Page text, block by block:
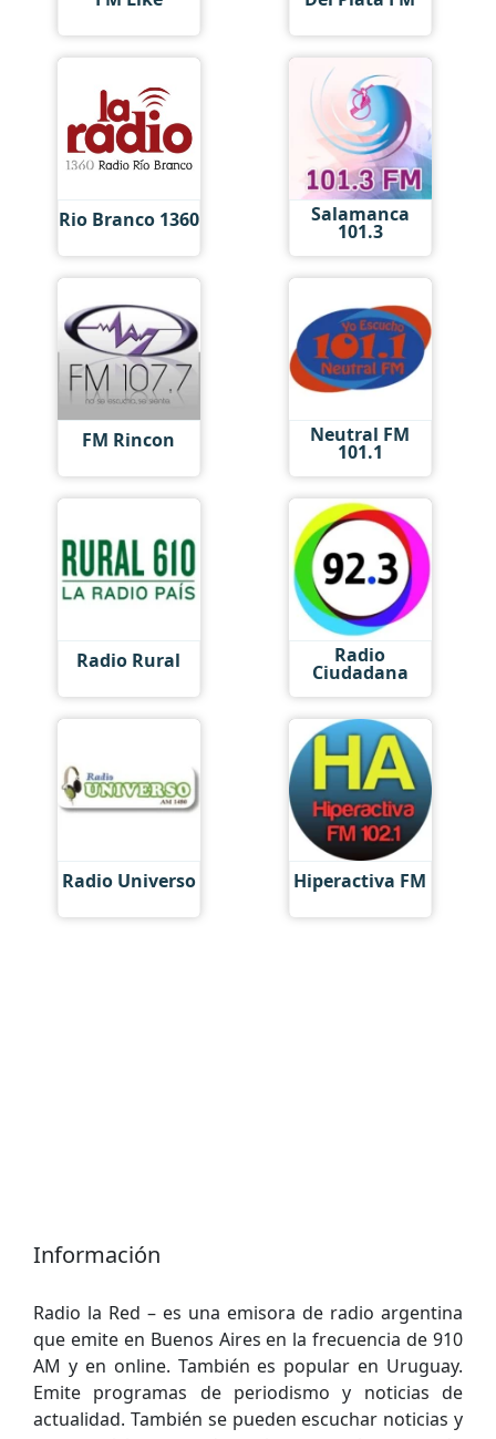
Rio Branco 1360 Salamanca
101.3
FM Rincon Neutral FM
101.1
Radio Rural Radio
Ciudadana
Radio Universo Hiperactiva FM
Información
Radio la Red – es una emisora de radio argentina
que emite en Buenos Aires en la frecuencia de 910
AM y en online. También es popular en Uruguay.
Emite programas de periodismo y noticias de
actualidad. También se pueden escuchar noticias y